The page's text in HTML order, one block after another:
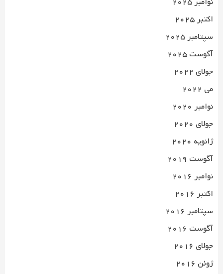
اکتبر 2025
سپتامبر 2025
آگوست 2025
جولای 2022
می 2022
نوامبر 2020
جولای 2020
ژانویه 2020
آگوست 2019
نوامبر 2016
اکتبر 2016
سپتامبر 2016
آگوست 2016
جولای 2016
ژوئن 2016